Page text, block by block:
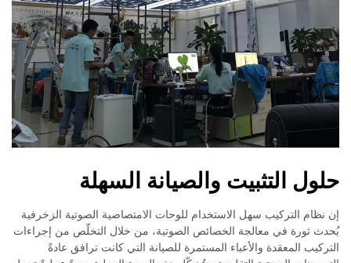
حلول التثبيت والصيانة السهلة
إن نظام التركيب سهل الاستخدام للوحات الامتصاصية الصوتية الزخرفية
يُحدث ثورة في معالجة الخصائص الصوتية، من خلال التخلّص من إجراءات
التركيب المعقدة والأعباء المستمرة للصيانة التي كانت ترافق عادةً